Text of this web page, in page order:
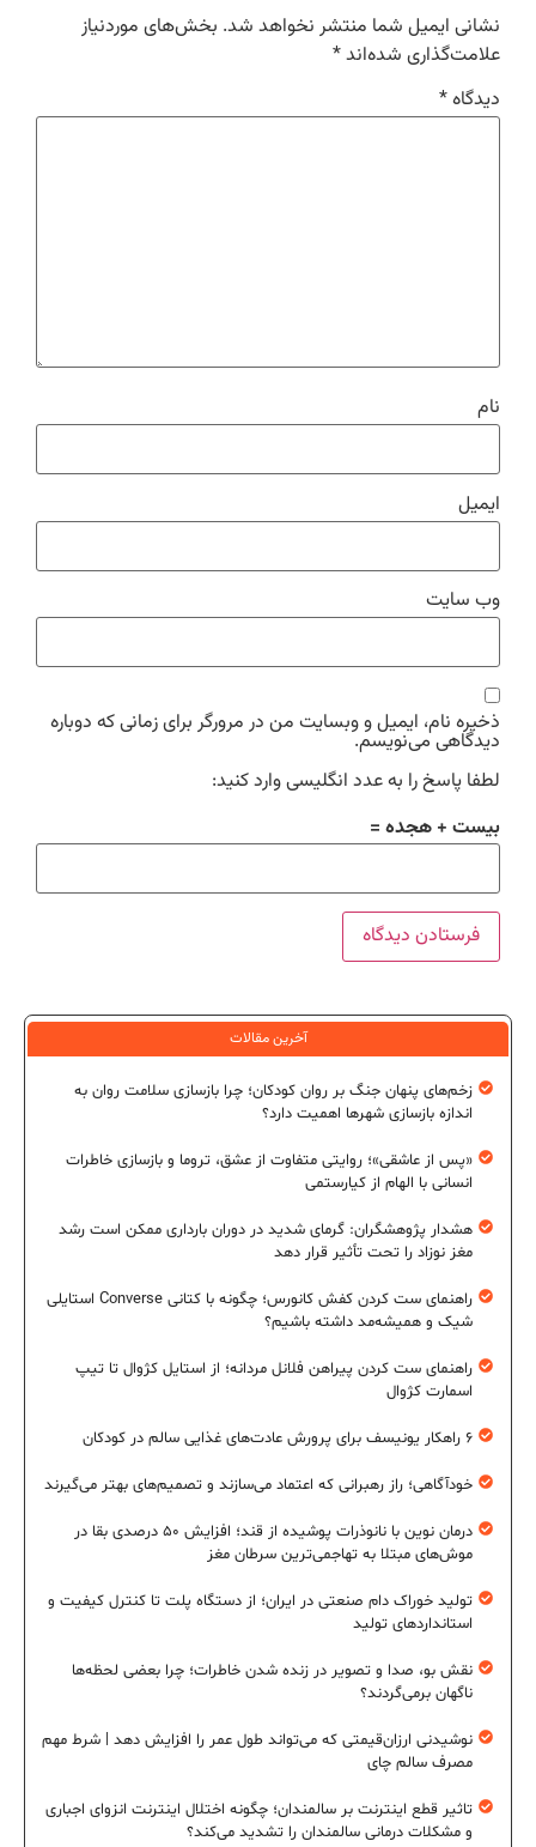
نشانی ایمیل شما منتشر نخواهد شد. بخش‌های موردنیاز
علامت‌گذاری شده‌اند*
دیدگاه*
نام
ایمیل
وب‌ سایت
ذخیره نام، ایمیل و وبسایت من در مرورگر برای زمانی که دوباره
دیدگاهی می‌نویسم.
لطفا پاسخ را به عدد انگلیسی وارد کنید:
بیست + هجده =
آخرین مقالات
زخم‌های پنهان جنگ بر روان کودکان؛ چرا بازسازی سلامت روان به
اندازه بازسازی شهرها اهمیت دارد؟
«پس از عاشقی»؛ روایتی متفاوت از عشق، تروما و بازسازی خاطرات
انسانی با الهام از کیارستمی
هشدار پژوهشگران: گرمای شدید در دوران بارداری ممکن است رشد
مغز نوزاد را تحت تأثیر قرار دهد
راهنمای ست کردن کفش کانورس؛ چگونه با کتانی Converse استایلی
شیک و همیشه‌مد داشته باشیم؟
راهنمای ست کردن پیراهن فلانل مردانه؛ از استایل کژوال تا تیپ
اسمارت کژوال
۶ راهکار یونیسف برای پرورش عادت‌های غذایی سالم در کودکان
خودآگاهی؛ راز رهبرانی که اعتماد می‌سازند و تصمیم‌های بهتر می‌گیرند
درمان نوین با نانوذرات پوشیده از قند؛ افزایش ۵۰ درصدی بقا در
موش‌های مبتلا به تهاجمی‌ترین سرطان مغز
تولید خوراک دام صنعتی در ایران؛ از دستگاه پلت تا کنترل کیفیت و
استانداردهای تولید
نقش بو، صدا و تصویر در زنده شدن خاطرات؛ چرا بعضی لحظه‌ها
ناگهان برمی‌گردند؟
نوشیدنی ارزان‌قیمتی که می‌تواند طول عمر را افزایش دهد | شرط مهم
مصرف سالم چای
تاثیر قطع اینترنت بر سالمندان؛ چگونه اختلال اینترنت انزوای اجباری
و مشکلات درمانی سالمندان را تشدید می‌کند؟